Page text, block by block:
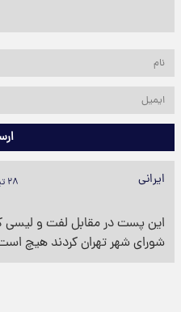
ایرانی ۲۸ تیر ۱۴۰۴ - ۰۷:۲۲
این پست در مقابل لفت و لیسی
شورای شهر تهران کردند هیچ